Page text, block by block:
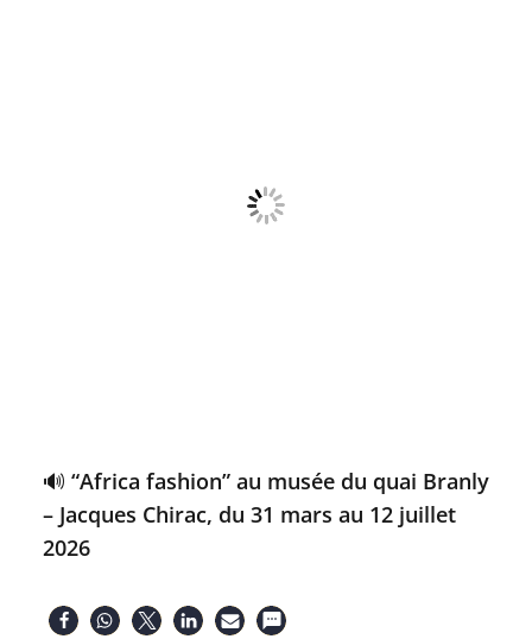
🔊 “Africa fashion” au musée du quai Branly
– Jacques Chirac, du 31 mars au 12 juillet
2026